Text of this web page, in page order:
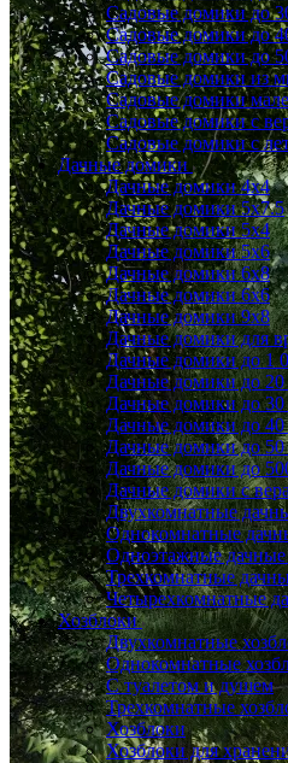
Садовые домики до
Садовые домики до
Садовые домики до
Садовые домики из
Садовые домики
Садовые домики с
Садовые домики с
Дачные домики
Дачные домики 4х4
Дачные домики 5x7.5
Дачные домики 5х4
Дачные домики 5х6
Дачные домики 6x8
Дачные домики 6х6
Дачные домики 9x8
Дачные домики для
Дачные домики до 1
Дачные домики до
Дачные домики до
Дачные домики до 40
Дачные домики до
Дачные домики до
Дачные домики с
Двухкомнатные
Однокомнатные
Одноэтажные
Трехкомнатные
Четырехкомнатные
Хозблоки
Двухкомнатные
Однокомнатные
С туалетом и душем
Трехкомнатные
Хозблоки
Хозблоки для